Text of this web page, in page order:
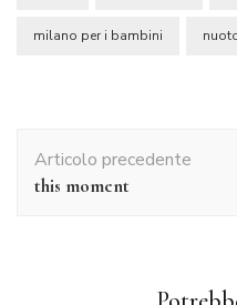
milano per i bambini
articolo
Articolo precedente
this moment